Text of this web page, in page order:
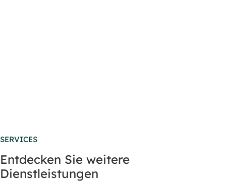
SERVICES
Entdecken Sie weitere
Dienstleistungen